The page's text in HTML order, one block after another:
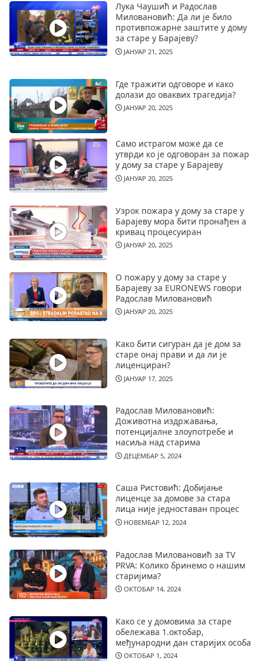
Лука Чаушић и Радослав
Миловановић: Да ли је било
противпожарне заштите у дому
за старе у Барајеву?
ЈАНУАР 21, 2025
Где тражити одговоре и како
долази до оваквих трагедија?
ЈАНУАР 20, 2025
Само истрагом може да се
утврди ко је одговоран за пожар
у дому за старе у Барајеву
ЈАНУАР 20, 2025
Узрок пожара у дому за старе у
Барајеву мора бити пронађен а
кривац процесуиран
ЈАНУАР 20, 2025
О пожару у дому за старе у
Барајеву за EURONEWS говори
Радослав Миловановић
ЈАНУАР 20, 2025
Како бити сигуран да је дом за
старе онај прави и да ли је
лиценциран?
ЈАНУАР 17, 2025
Радослав Миловановић:
Доживотна издржавања,
потенцијалне злоупотребе и
насиља над старима
ДЕЦЕМБАР 5, 2024
Саша Ристовић: Добијање
лиценце за домове за стара
лица није једноставан процес
НОВЕМБАР 12, 2024
Радослав Миловановић за TV
PRVA: Колико бринемо о нашим
старијима?
ОКТОБАР 14, 2024
Како се у домовима за старе
обележава 1.октобар,
међународни дан старијих особа
ОКТОБАР 1, 2024